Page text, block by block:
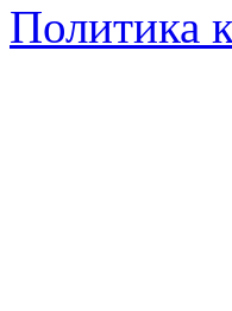
Политика